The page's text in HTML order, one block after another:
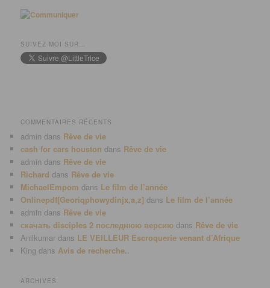
SUIVEZ-MOI SUR…
COMMENTAIRES RÉCENTS
admin dans Rêve de vie
cash for cars houston dans Rêve de vie
admin dans Rêve de vie
Richard dans Rêve de vie
MichaelEmpom dans Le film de l’année
Onlinepdf[Georiqphowydinjx,a,z] dans Le film de l’année
admin dans Rêve de vie
скачать disciples 2 последнюю версию dans Rêve de vie
Anilkumar dans LE VEILLEUR Escroquerie venant d’Afrique
King dansAvis de recherche..
ARCHIVES